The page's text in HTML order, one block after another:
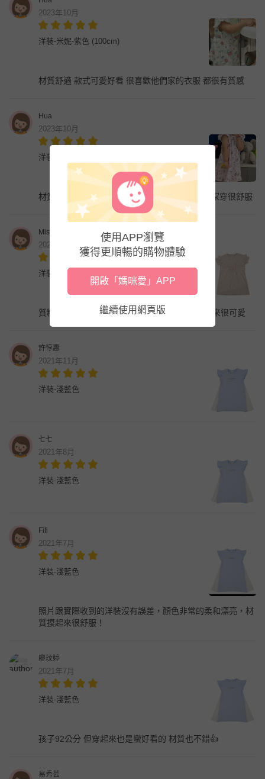
2023年10月
洋裝-米妮-紫色 (100cm)
材質舒適 款式可愛好看 很喜歡他們家的衣服 都很有質感
Hua
2023年10月
洋裝-小美人魚-淺藍色
材質舒適 款式可愛好看 很喜歡他們家的衣服 在家穿很舒服
Misty
2022年3月
洋裝-淺卡其色
質料非常舒服，尺寸買大兩碼，當長裙穿，穿起來很可愛
許惇惠
2021年11月
洋裝-淺藍色
七七
2021年8月
洋裝-淺藍色
Fifi
2021年7月
洋裝-淺藍色
照片跟實際收到的洋裝沒有誤差，顏色非常的柔和漂亮，材
質摸起來很舒服！
廖玟婷
2021年7月
洋裝-淺藍色
孩子92公分 但穿起來也是蠻好看的 材質也不錯👍
易秀芸
使用APP瀏覽
獲得更順暢的購物體驗
開啟「媽咪愛」APP
繼續使用網頁版